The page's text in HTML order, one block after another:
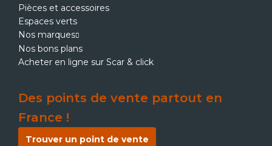
Pièces et accessoires
Espaces verts
Nos marques
Nos bons plans
Acheter en ligne sur Scar & click
Des points de vente partout en
France !
Trouver un point de vente